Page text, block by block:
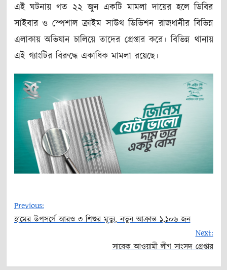
এই ঘটনায় গত ২২ জুন একটি মামলা দায়ের হলে ডিবির
সাইবার ও স্পেশাল ক্রাইম সাউথ ডিভিশন রাজধানীর বিভিন্ন
এলাকায় অভিযান চালিয়ে তাদের গ্রেপ্তার করে। বিভিন্ন থানায়
এই গ্যাংটির বিরুদ্ধে একাধিক মামলা রয়েছে।
Previous:
হামের উপসর্গে আরও ৩ শিশুর মৃত্যু, নতুন আক্রান্ত ১,১০৬ জন
Next:
সাবেক আওয়ামী লীগ সাংসদ গ্রেপ্তার